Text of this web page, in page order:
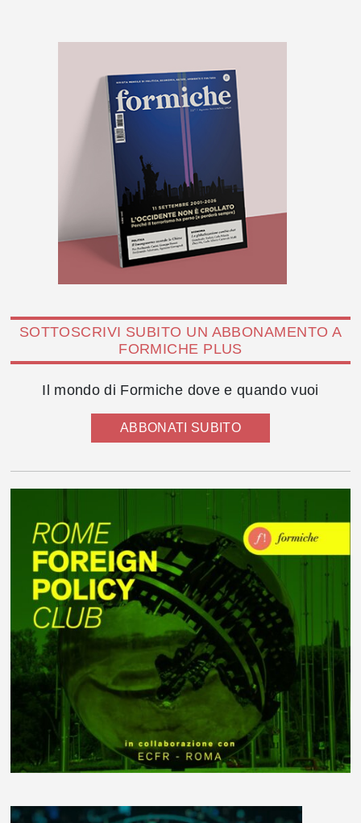
SOTTOSCRIVI SUBITO UN ABBONAMENTO A
FORMICHE PLUS
Il mondo di Formiche dove e quando vuoi
ABBONATI SUBITO